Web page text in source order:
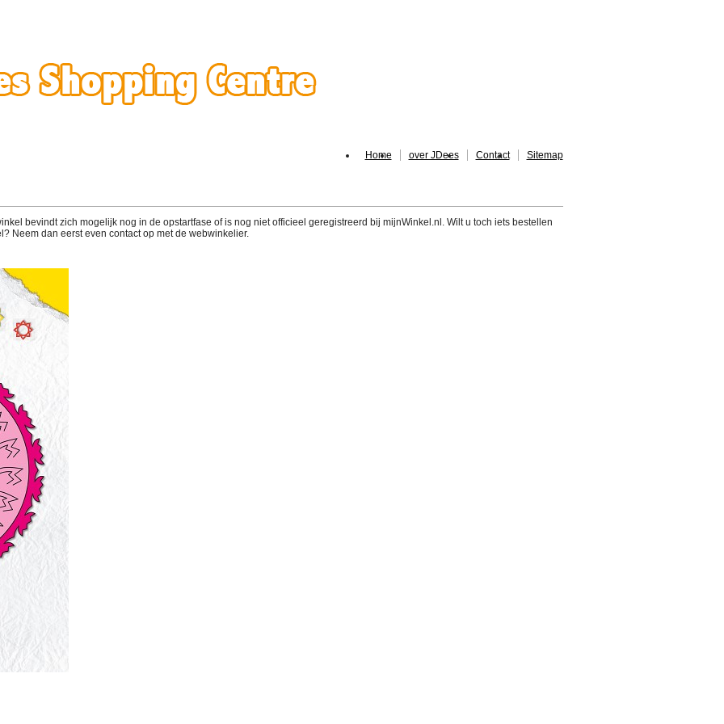
Home over JDees Contact Sitemap
bevindt zich mogelijk nog in de opstartfase of is nog niet officieel geregistreerd bij mijnWinkel.nl. Wilt u toch iets bestellen
Neem dan eerst even contact op met de webwinkelier.